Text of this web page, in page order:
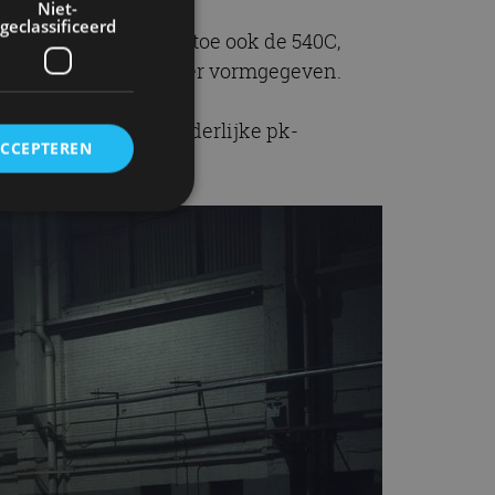
vanMcLaren
, waartoe ook de 540C,
agressiever vormgegeven.
en een uitzonderlijke pk-
Niet-
geclassificeerd
de bezoeker
van de
van